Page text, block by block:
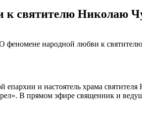
святителю Николаю
епархии и настоятель храма
В прямом эфире священник и